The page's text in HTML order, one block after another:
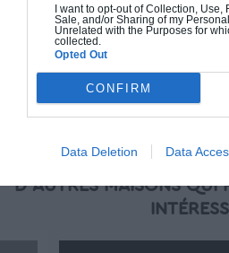
I want to opt-out of Collection, Use,
Sale, and/or Sharing of my
Unrelated with the Purposes for
collected.
Opted Out
CONFIRM
Data Deletion Data
325
D'AUTRES MAISONS QUI